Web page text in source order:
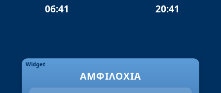
06:41 20:41
Widget
ΑΜΦΙΛΟΧΊΑ